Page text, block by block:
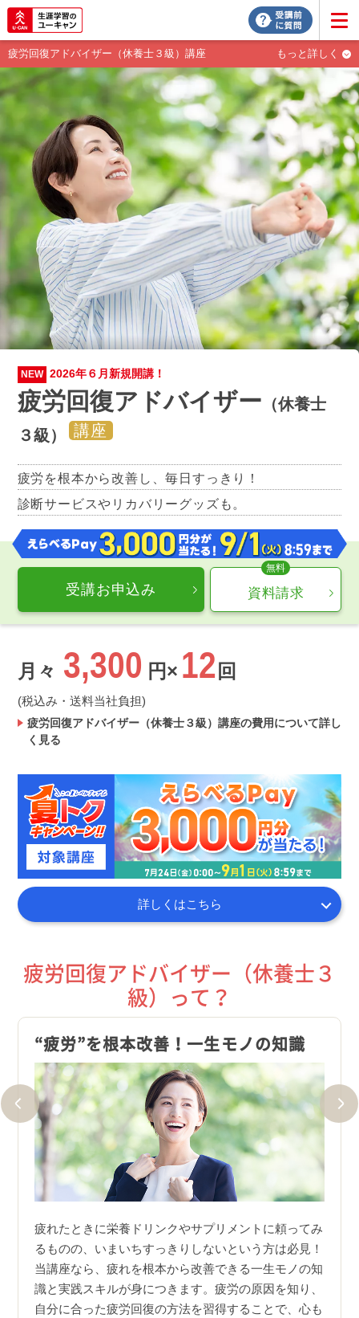
疲労回復アドバイザー（休養士３級）講座 もっと詳しく
NEW 2026年６月新規開講！
疲労回復アドバイザー （休養士
３級）
講座
疲労を根本から改善し、毎日すっきり！
診断サービスやリカバリーグッズも。
受講お申込み 資料請求
月々 3,300 円× 12 回
(税込み・送料当社負担)
疲労回復アドバイザー（休養士３級）講座の費用について詳し
く見る
詳しくはこちら
疲労回復アドバイザー（休養士３
級）って？
“疲労”を根本改善！一生モノの知識
疲れたときに栄養ドリンクやサプリメントに頼ってみ
るものの、いまいちすっきりしないという方は必見！
当講座なら、疲れを根本から改善できる一生モノの知
識と実践スキルが身につきます。疲労の原因を知り、
自分に合った疲労回復の方法を習得することで、心も